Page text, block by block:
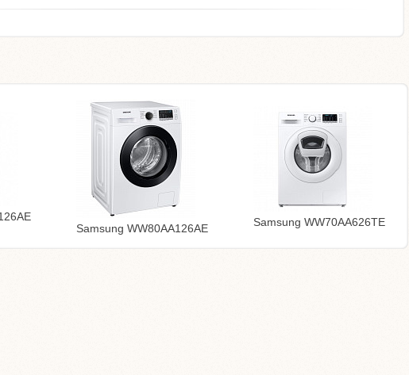
Samsung WW80AA126AE
Samsung WW70AA626TE